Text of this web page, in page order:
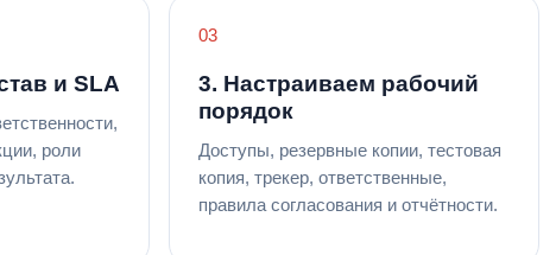
и SLA
роли
3. Настраиваем рабочий
порядок
Доступы, резервные копии, тестовая
копия, трекер, ответственные,
правила согласования и отчётности.